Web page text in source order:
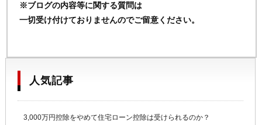
※ブログの内容等に関する質問は
一切受け付けておりませんのでご留意ください。
人気記事
3,000万円控除をやめて住宅ローン控除は受けられるのか？